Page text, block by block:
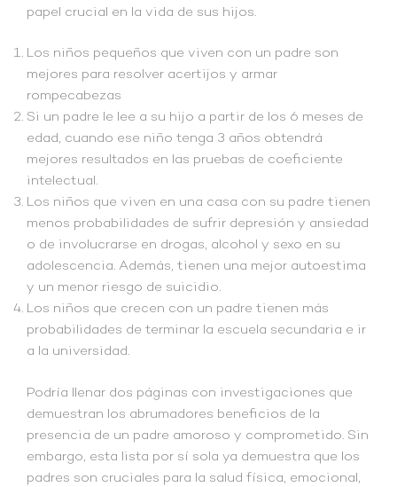
papel crucial en la vida de sus hijos.
Los niños pequeños que viven con un padre son
mejores para resolver acertijos y armar
rompecabezas
Si un padre le lee a su hijo a partir de los 6 meses de
edad, cuando ese niño tenga 3 años obtendrá
mejores resultados en las pruebas de coeficiente
intelectual.
Los niños que viven en una casa con su padre tienen
menos probabilidades de sufrir depresión y ansiedad
o de involucrarse en drogas, alcohol y sexo en su
adolescencia. Además, tienen una mejor autoestima
y un menor riesgo de suicidio.
Los niños que crecen con un padre tienen más
probabilidades de terminar la escuela secundaria e ir
a la universidad.
Podría llenar dos páginas con investigaciones que
demuestran los abrumadores beneficios de la
presencia de un padre amoroso y comprometido. Sin
embargo, esta lista por sí sola ya demuestra que los
padres son cruciales para la salud física, emocional,